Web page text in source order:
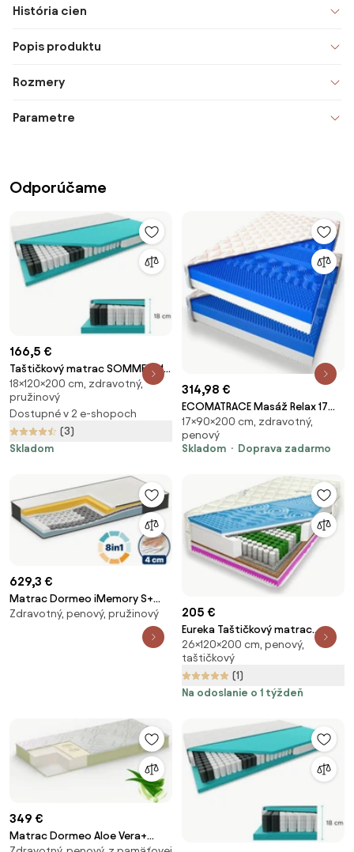
História cien
Popis produktu
Rozmery
Parametre
Odporúčame
166,5 €
Taštičkový matrac SOMMERA 18
cm 120 x 200 cm Ochrana
matraca: VRÁTANE chrániče
matraca
18×120×200 cm, zdravotný,
pružinový
Dostupné v 2 e-shopoch
(3)
Skladom
314,98 €
ECOMATRACE Masáž Relax 17
cm Ortopedický sendvičový
masážny matrac 1+1 Rozmery
90x200
17×90×200 cm, zdravotný,
penový
Skladom
Doprava zadarmo
629,3 €
Matrac Dormeo iMemory S+
Silver Deluxe
Zdravotný, penový, pružinový 205 €
Eureka Taštičkový matrac
„NEPTUN PREMIUM” 26 cm
120x200
26×120×200 cm, penový,
taštičkový
(1)
Na odoslanie o 1 týždeň
349 €
Matrac Dormeo Aloe Vera+